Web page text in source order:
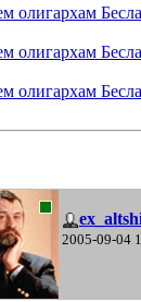
олигархам
олигархам
олигархам
2005-09-04